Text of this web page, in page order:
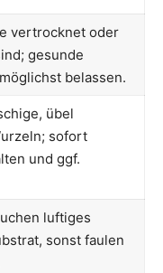
vertrocknet oder
gesunde
belassen.
übel
sofort
und ggf.
luftiges
sonst faulen